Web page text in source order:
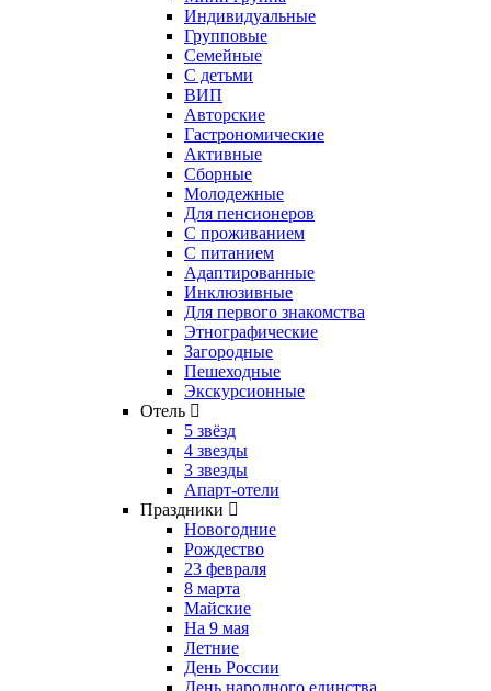
Индивидуальные
Групповые
Семейные
С детьми
ВИП
Авторские
Гастрономические
Активные
Сборные
Молодежные
Для пенсионеров
С проживанием
С питанием
Адаптированные
Инклюзивные
Для первого знакомства
Этнографические
Загородные
Пешеходные
Экскурсионные
Отель
5 звёзд
4 звезды
3 звезды
Апарт-отели
Праздники
Новогодние
Рождество
23 февраля
8 марта
Майские
На 9 мая
Летние
День России
День народного единства